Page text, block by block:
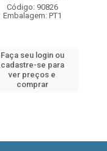
Código: 90826
Embalagem: PT1
Faça seu login ou
cadastre-se para
ver preços e
comprar